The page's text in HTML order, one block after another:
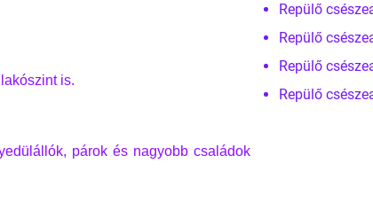
is.
párok és nagyobb családok
Repülő
Repülő
Repülő
Repülő